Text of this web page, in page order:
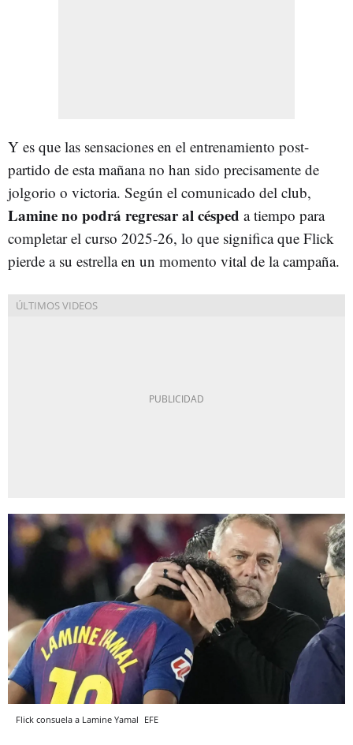
Y es que las sensaciones en el entrenamiento post-
partido de esta mañana no han sido precisamente de
jolgorio o victoria. Según el comunicado del club,
Lamine no podrá regresar al césped a tiempo para
completar el curso 2025-26, lo que significa que Flick
pierde a su estrella en un momento vital de la campaña.
Flick consuela a Lamine Yamal EFE